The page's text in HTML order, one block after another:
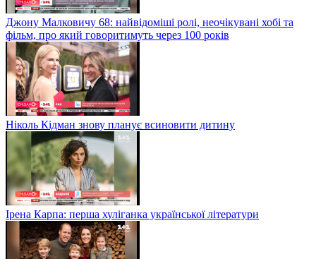
Джону Малковичу 68: найвідоміші ролі, неочікувані хобі та
фільм, про який говоритимуть через 100 років
Ніколь Кідман знову планує всиновити дитину
Ірена Карпа: перша хуліганка української літератури